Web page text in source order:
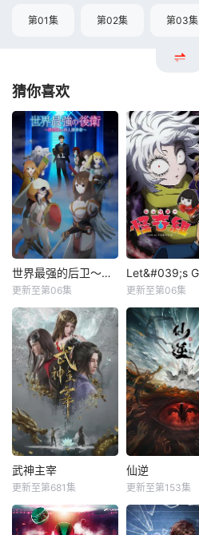
第01集 第02集 第03集
猜你喜欢
世界最强的后卫～迷宫国的新人探索者～
更新至第06集 更新至第06集
武神主宰
更新至第681集
仙逆
更新至第153集